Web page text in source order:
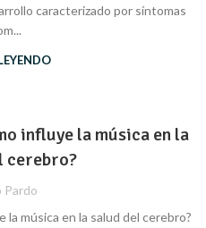
caracterizado por síntomas
influye la música en la
cerebro?
la música en la salud del cerebro?